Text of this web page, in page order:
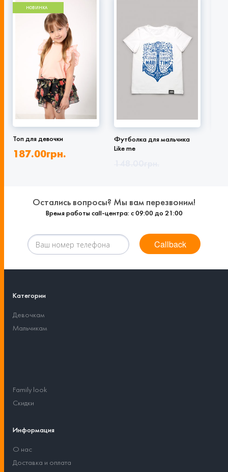
НОВИНКА
Топ для девочки
187.00грн.
Футболка для мальчика
Like me
Остались вопросы? Мы вам перезвоним!
Время работы call-центра: с 09:00 до 21:00
Callback
Категории
Девочкам
Мальчикам
Family look
Скидки
Информация
О нас
Доставка и оплата